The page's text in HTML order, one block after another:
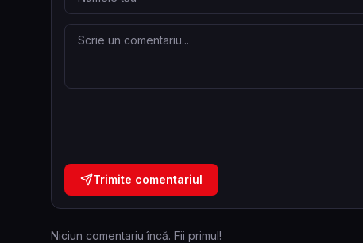
Trimite comentariul
Niciun comentariu încă. Fii primul!